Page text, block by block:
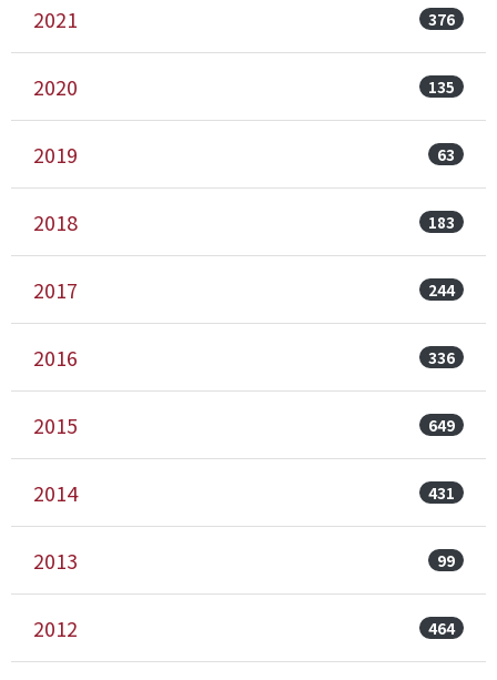
2021 376
2020 135
2019 63
2018 183
2017 244
2016 336
2015 649
2014 431
2013 99
2012 464